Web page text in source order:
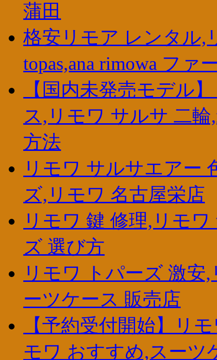
蒲田
格安リモア レンタル,
topas,ana rimowa ファ
【国内未発売モデル
ス,リモワ サルサ 二
方法
リモワ サルサエアー
ズ,リモワ 名古屋栄店
リモワ 鍵 修理,リモ
ズ 選び方
リモワ トパーズ 激安
ーツケース 販売店
【予約受付開始】リ
モワ おすすめ,スーツ